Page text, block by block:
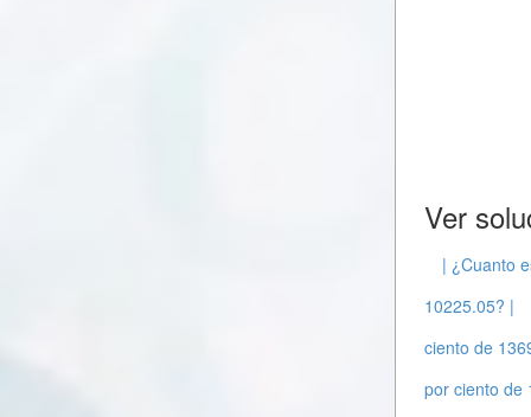
Ver
| ¿Cuanto
10225.05? |
ciento de
por ciento de